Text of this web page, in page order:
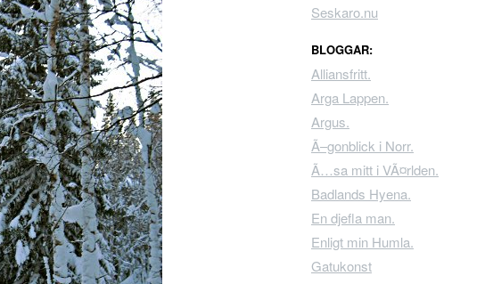
Seskaro.nu
BLOGGAR:
Alliansfritt.
Arga Lappen.
Argus.
Ã–gonblick i Norr.
Ã…sa mitt i VÃ¤rlden.
Badlands Hyena.
En djefla man.
Enligt min Humla.
Gatukonst